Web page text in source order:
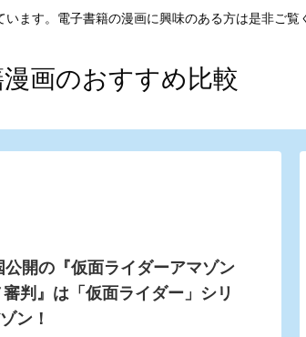
ます。電子書籍の漫画に興味のある方は是非ご覧
画のおすすめ比較
開の『仮面ライダーアマゾン
判』は「仮面ライダー」シリ
ン！